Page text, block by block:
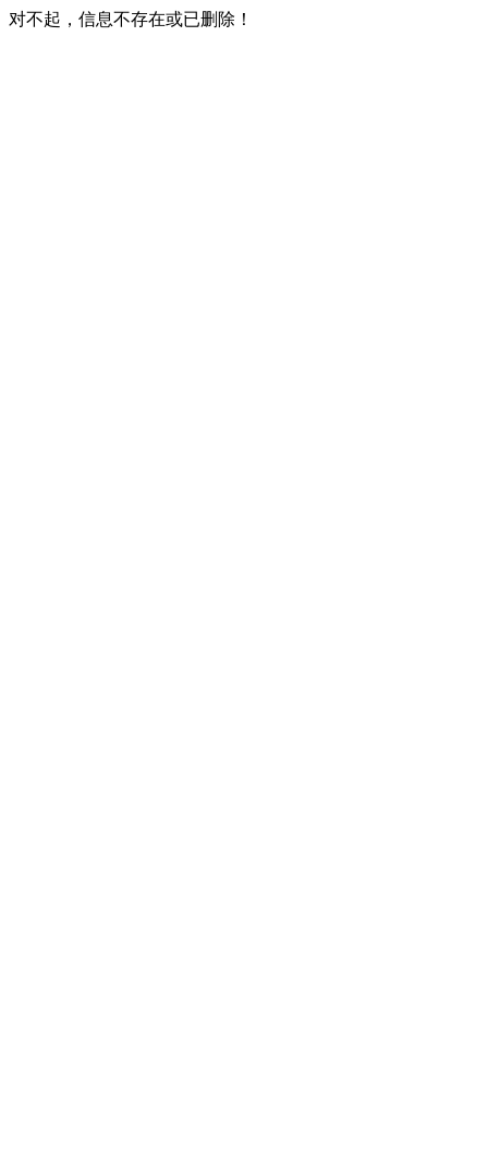
对不起，信息不存在或已删除！